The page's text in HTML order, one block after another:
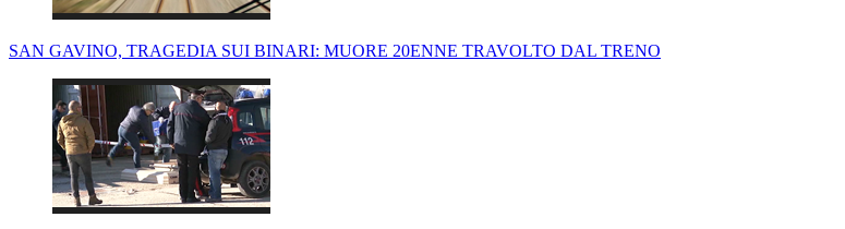
SAN GAVINO, TRAGEDIA SUI BINARI: MUORE 20ENNE TRAVOLTO DAL TRENO